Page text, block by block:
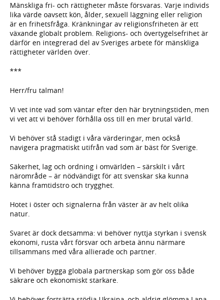
Mänskliga fri- och rättigheter måste försvaras. Varje individs
lika värde oavsett kön, ålder, sexuell läggning eller religion
är en frihetsfråga. Kränkningar av religionsfriheten är ett
växande globalt problem. Religions- och övertygelsefrihet är
därför en integrerad del av Sveriges arbete för mänskliga
rättigheter världen över.
***
Herr/fru talman!
Vi vet inte vad som väntar efter den här brytningstiden, men
vi vet att vi behöver förhålla oss till en mer brutal värld.
Vi behöver stå stadigt i våra värderingar, men också
navigera pragmatiskt utifrån vad som är bäst för Sverige.
Säkerhet, lag och ordning i omvärlden – särskilt i vårt
närområde – är nödvändigt för att svenskar ska kunna
känna framtidstro och trygghet.
Hotet i öster och signalerna från väster är av helt olika
natur.
Svaret är dock detsamma: vi behöver nyttja styrkan i svensk
ekonomi, rusta vårt försvar och arbeta ännu närmare
tillsammans med våra allierade och partner.
Vi behöver bygga globala partnerskap som gör oss både
säkrare och ekonomiskt starkare.